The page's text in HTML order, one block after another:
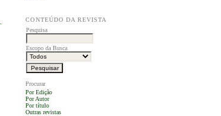
CONTEÚDO DA REVISTA
Pesquisa
Escopo da Busca
Procurar
Por Edição
Por Autor
Por título
Outras revistas